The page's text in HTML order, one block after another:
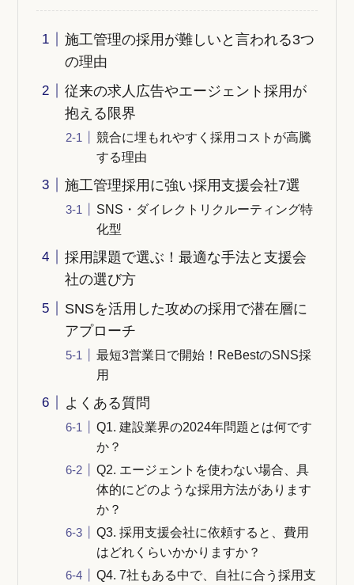
施工管理の採用が難しいと言われる3つ
の理由
従来の求人広告やエージェント採用が
抱える限界
競合に埋もれやすく採用コストが高騰
する理由
施工管理採用に強い採用支援会社7選
SNS・ダイレクトリクルーティング特
化型
採用課題で選ぶ！最適な手法と支援会
社の選び方
SNSを活用した攻めの採用で潜在層に
アプローチ
最短3営業日で開始！ReBestのSNS採
用
よくある質問
Q1. 建設業界の2024年問題とは何です
か？
Q2. エージェントを使わない場合、具
体的にどのような採用方法があります
か？
Q3. 採用支援会社に依頼すると、費用
はどれくらいかかりますか？
Q4. 7社もある中で、自社に合う採用支